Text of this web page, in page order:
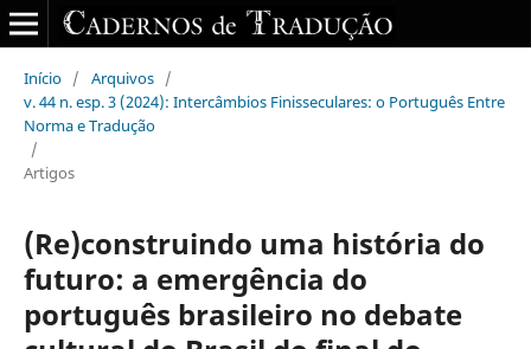
Início / Arquivos /
v. 44 n. esp. 3 (2024): Intercâmbios Finisseculares: o Português Entre
Norma e Tradução
/
Artigos
(Re)construindo uma história do
futuro: a emergência do
português brasileiro no debate